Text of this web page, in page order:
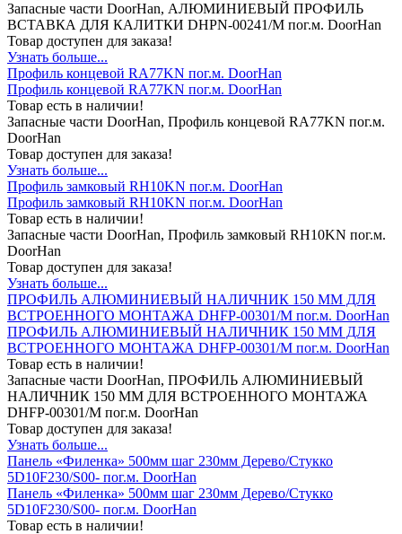
Запасные части DoorHan, АЛЮМИНИЕВЫЙ ПРОФИЛЬ
ВСТАВКА ДЛЯ КАЛИТКИ DHPN-00241/M пог.м. DoorHan
Товар доступен для заказа!
Узнать больше...
Профиль концевой RA77KN пог.м. DoorHan
Профиль концевой RA77KN пог.м. DoorHan
Товар есть в наличии!
Запасные части DoorHan, Профиль концевой RA77KN пог.м.
DoorHan
Товар доступен для заказа!
Узнать больше...
Профиль замковый RH10KN пог.м. DoorHan
Профиль замковый RH10KN пог.м. DoorHan
Товар есть в наличии!
Запасные части DoorHan, Профиль замковый RH10KN пог.м.
DoorHan
Товар доступен для заказа!
Узнать больше...
ПРОФИЛЬ АЛЮМИНИЕВЫЙ НАЛИЧНИК 150 ММ ДЛЯ
ВСТРОЕННОГО МОНТАЖА DHFP-00301/M пог.м. DoorHan
ПРОФИЛЬ АЛЮМИНИЕВЫЙ НАЛИЧНИК 150 ММ ДЛЯ
ВСТРОЕННОГО МОНТАЖА DHFP-00301/M пог.м. DoorHan
Товар есть в наличии!
Запасные части DoorHan, ПРОФИЛЬ АЛЮМИНИЕВЫЙ
НАЛИЧНИК 150 ММ ДЛЯ ВСТРОЕННОГО МОНТАЖА
DHFP-00301/M пог.м. DoorHan
Товар доступен для заказа!
Узнать больше...
Панель «Филенка» 500мм шаг 230мм Дерево/Стукко
5D10F230/S00- пог.м. DoorHan
Панель «Филенка» 500мм шаг 230мм Дерево/Стукко
5D10F230/S00- пог.м. DoorHan
Товар есть в наличии!